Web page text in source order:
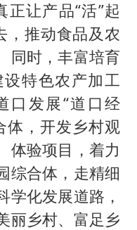
正让产品“活”起
，推动食品及农
同时，丰富培育
特色农产加工
口发展“道口经
体，开发乡村观
体验项目，着力
综合体，走精细
学化发展道路，
丽乡村、富足乡